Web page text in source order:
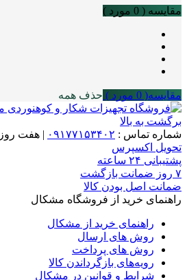
مقایسه ( 0 مورد )
مقایسه( 0 مورد ) حذف همه
برگشت به بالا
شماره تماس : ۰۹۱۷۷۱۵۳۴۰۲ | هفت
تحویل اکسپرس
پشتیبانی ۲۴ ساعته
۷ روز ضمانت بازگشت
ضمانت اصل بودن کالا
راهنمای خرید از فروشگاه مشکال
راهنمای خرید از مشکال
روش های ارسال
روش های پرداخت
رویه‌های بازگرداندن کالا
شرایط و قوانین در مشکال